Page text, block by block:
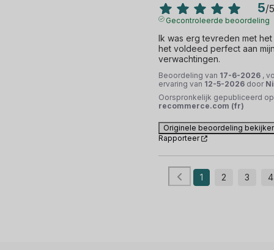
5/5
Gecontroleerde beoordeling
Ik was erg tevreden met
het voldeed perfect aan
verwachtingen.
Beoordeling van 17-6-2026 ,
ervaring van 12-5-2026 door
Oorspronkelijk gepubliceerd op
recommerce.com (fr)
Originele beoordeling
Rapporteer
1 2 3 4